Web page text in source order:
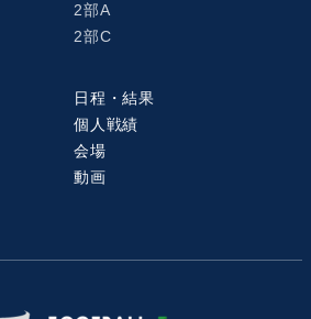
2部A
2部C
日程・結果
個人戦績
会場
動画